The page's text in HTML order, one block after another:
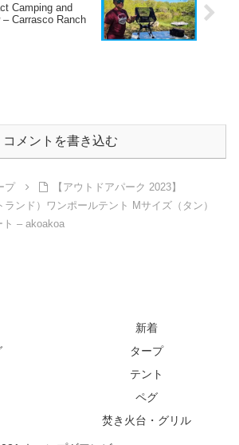
Camping and
– Carrasco Ranch
コメントを書き込む
プ
【アウトドアパーク 2023】
ンド）ワンポールテント Mサイズ（タン）
ト – akoakoa
新着
タープ
テント
ペグ
焚き火台・グリル